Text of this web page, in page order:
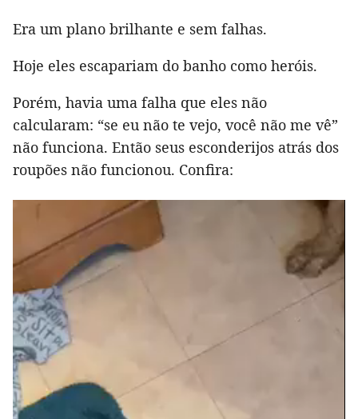
Era um plano brilhante e sem falhas.
Hoje eles escapariam do banho como heróis.
Porém, havia uma falha que eles não
calcularam: “se eu não te vejo, você não me vê”
não funciona. Então seus esconderijos atrás dos
roupões não funcionou. Confira: